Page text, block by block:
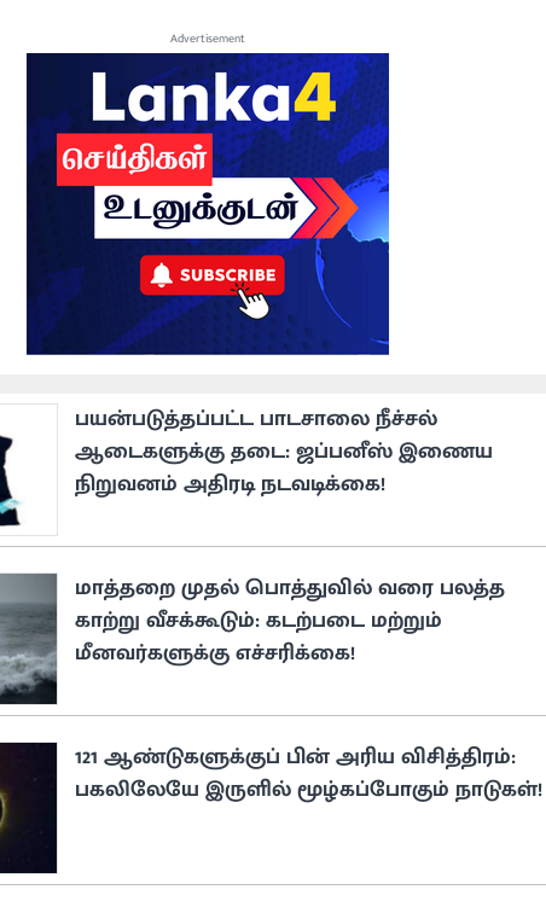
Advertisement
பயன்படுத்தப்பட்ட பாடசாலை நீச்சல்
ஆடைகளுக்கு தடை: ஜப்பனீஸ் இணைய
நிறுவனம் அதிரடி நடவடிக்கை!
மாத்தறை முதல் பொத்துவில் வரை பலத்த
காற்று வீசக்கூடும்: கடற்படை மற்றும்
மீனவர்களுக்கு எச்சரிக்கை!
121 ஆண்டுகளுக்குப் பின் அரிய விசித்திரம்:
பகலிலேயே இருளில் மூழ்கப்போகும் நாடுகள்!